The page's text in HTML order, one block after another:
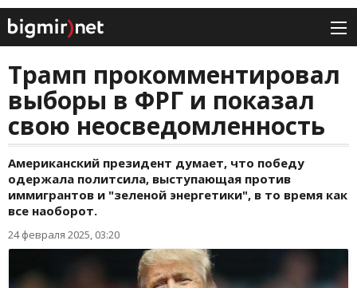
Трамп прокомментировал
выборы в ФРГ и показал
свою неосведомленность
Американский президент думает, что победу
одержала политсила, выступающая против
иммигрантов и "зеленой энергетики", в то время как
все наоборот.
24 февраля 2025, 03:20